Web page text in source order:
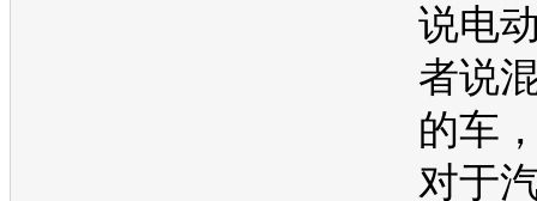
说电
者说
的车
对于